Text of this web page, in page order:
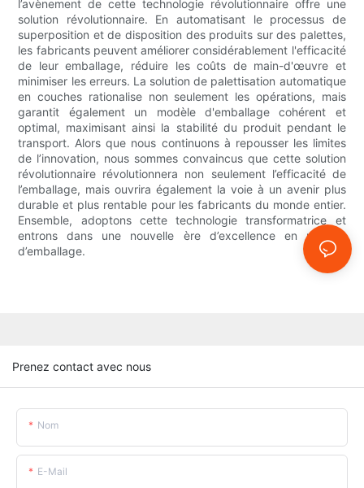
l’avènement de cette technologie révolutionnaire offre une
solution révolutionnaire. En automatisant le processus de
superposition et de disposition des produits sur des palettes,
les fabricants peuvent améliorer considérablement l'efficacité
de leur emballage, réduire les coûts de main-d'œuvre et
minimiser les erreurs. La solution de palettisation automatique
en couches rationalise non seulement les opérations, mais
garantit également un modèle d'emballage cohérent et
optimal, maximisant ainsi la stabilité du produit pendant le
transport. Alors que nous continuons à repousser les limites
de l’innovation, nous sommes convaincus que cette solution
révolutionnaire révolutionnera non seulement l’efficacité de
l’emballage, mais ouvrira également la voie à un avenir plus
durable et plus rentable pour les fabricants du monde entier.
Ensemble, adoptons cette technologie transformatrice et
entrons dans une nouvelle ère d’excellence en matière
d’emballage.
Prenez contact avec nous
Nom
E-Mail